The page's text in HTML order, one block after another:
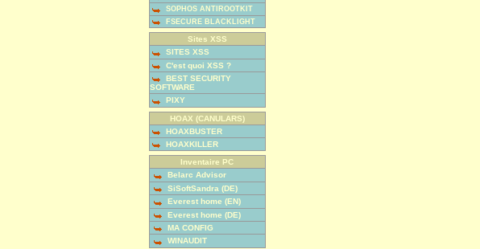
SOPHOS ANTIROOTKIT
FSECURE BLACKLIGHT
Sites XSS
SITES XSS
C'est quoi XSS ?
BEST SECURITY
SOFTWARE
PIXY
HOAX (CANULARS)
HOAXBUSTER
HOAXKILLER
Inventaire PC
Belarc Advisor
SiSoftSandra (DE)
Everest home (EN)
Everest home (DE)
MA CONFIG
WINAUDIT